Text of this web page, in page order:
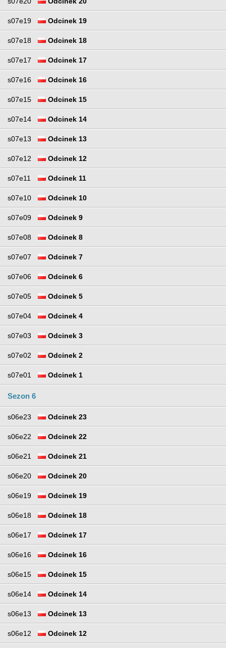
s07e19 Odcinek 19
s07e18 Odcinek 18
s07e17 Odcinek 17
s07e16 Odcinek 16
s07e15 Odcinek 15
s07e14 Odcinek 14
s07e13 Odcinek 13
s07e12 Odcinek 12
s07e11 Odcinek 11
s07e10 Odcinek 10
s07e09 Odcinek 9
s07e08 Odcinek 8
s07e07 Odcinek 7
s07e06 Odcinek 6
s07e05 Odcinek 5
s07e04 Odcinek 4
s07e03 Odcinek 3
s07e02 Odcinek 2
s07e01 Odcinek 1
Sezon 6
s06e23 Odcinek 23
s06e22 Odcinek 22
s06e21 Odcinek 21
s06e20 Odcinek 20
s06e19 Odcinek 19
s06e18 Odcinek 18
s06e17 Odcinek 17
s06e16 Odcinek 16
s06e15 Odcinek 15
s06e14 Odcinek 14
s06e13 Odcinek 13
s06e12 Odcinek 12